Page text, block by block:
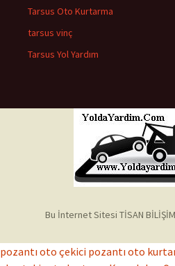
Tarsus Oto Kurtarma
tarsus vinç
Tarsus Yol Yardım
Bu İnternet Sitesi TİSAN BİLİŞİM
pozantı oto çekici pozantı oto